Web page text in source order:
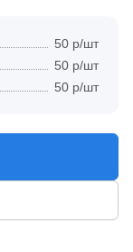
50 р/шт
50 р/шт
50 р/шт